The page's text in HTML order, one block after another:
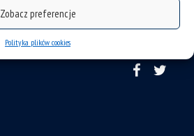
Zobacz preferencje
Polityka plików cookies